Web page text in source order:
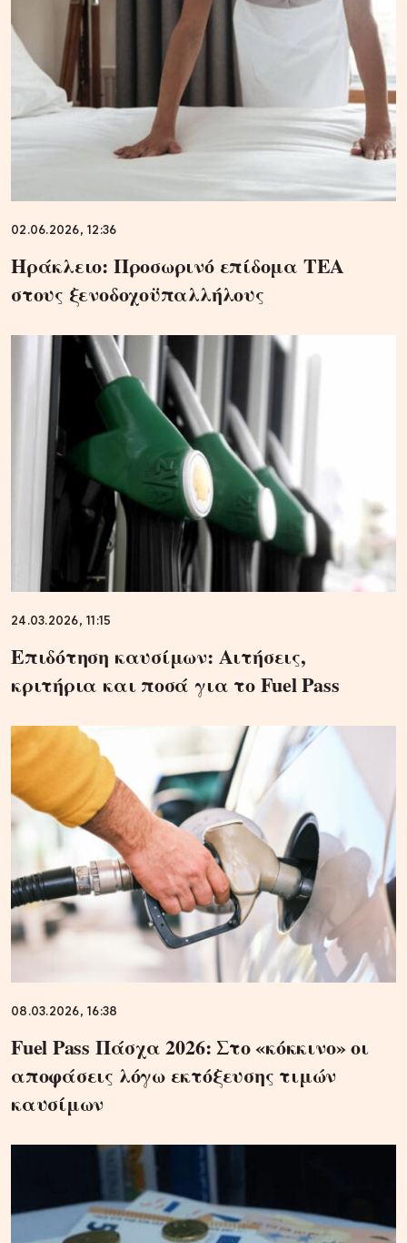
02.06.2026, 12:36
Hράκλειο: Προσωρινό επίδομα ΤΕΑ
στους ξενοδοχοϋπαλλήλους
24.03.2026, 11:15
Επιδότηση καυσίμων: Αιτήσεις,
κριτήρια και ποσά για το Fuel Pass
08.03.2026, 16:38
Fuel Pass Πάσχα 2026: Στο «κόκκινο» οι
αποφάσεις λόγω εκτόξευσης τιμών
καυσίμων